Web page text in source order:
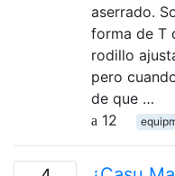
aserrado.
forma de T
rodillo
pero
de que …
12